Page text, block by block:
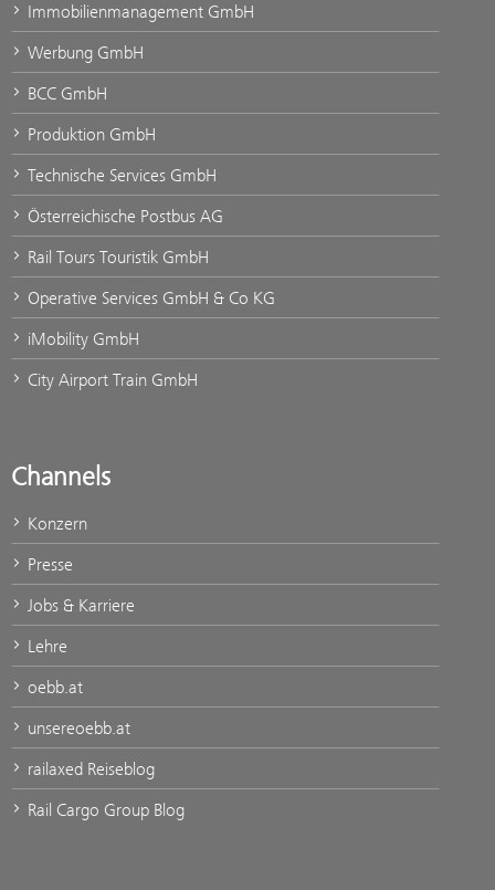
Immobilienmanagement GmbH
Werbung GmbH
BCC GmbH
Produktion GmbH
Technische Services GmbH
Österreichische Postbus AG
Rail Tours Touristik GmbH
Operative Services GmbH & Co KG
iMobility GmbH
City Airport Train GmbH
Channels
Konzern
Presse
Jobs & Karriere
Lehre
oebb.at
unsereoebb.at
railaxed Reiseblog
Rail Cargo Group Blog